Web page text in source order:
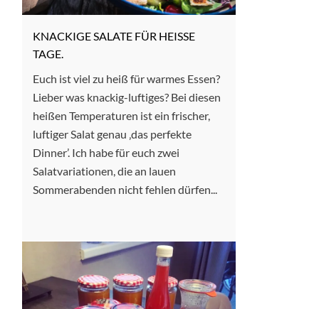
KNACKIGE SALATE FÜR HEISSE T
AGE.
Euch ist viel zu heiß für warmes Essen?
Lieber was knackig-luftiges? Bei diesen
heißen Temperaturen ist ein frischer,
luftiger Salat genau ‚das perfekte
Dinner’. Ich habe für euch zwei
Salatvariationen, die an lauen
Sommerabenden nicht fehlen dürfen...